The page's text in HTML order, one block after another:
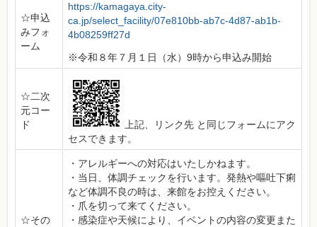
☆申込
みフォ
ーム
https://kamagaya.city-
ca.jp/select_facility/07e810bb-ab7c-4d87-ab1b-
4b08259ff27d
※令和８年７月１日（水）9時から申込み開始
☆二次
元コー
ド
上記、リンク先 と同じフォームにアク
セスできます。
☆その
・アレルギーへの対応はいたしかねます。
・当日、体調チェックを行います。発熱や嘔吐下痢
など体調不良の時は、来館をお控えください。
・爪を切って来てください。
・感染症や天候により、イベントの内容の変更また